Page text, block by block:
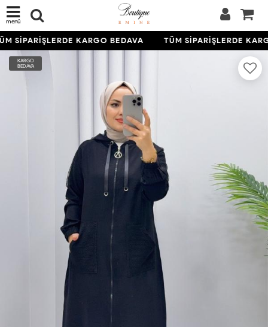
menü
SİPARİŞLERDE KARGO BEDAVA TÜM SİPARİŞLERDE
KARGO
BEDAVA